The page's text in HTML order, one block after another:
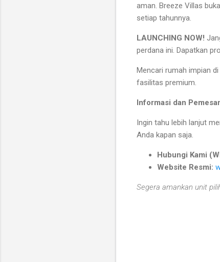
aman. Breeze Villas
setiap tahunnya.
LAUNCHING NOW!
perdana ini. Dapatkan
Mencari rumah impian
fasilitas premium.
Informasi dan
Ingin tahu lebih lanjut
Anda kapan saja.
Hubungi Kami
Website Resmi:
Segera amankan unit